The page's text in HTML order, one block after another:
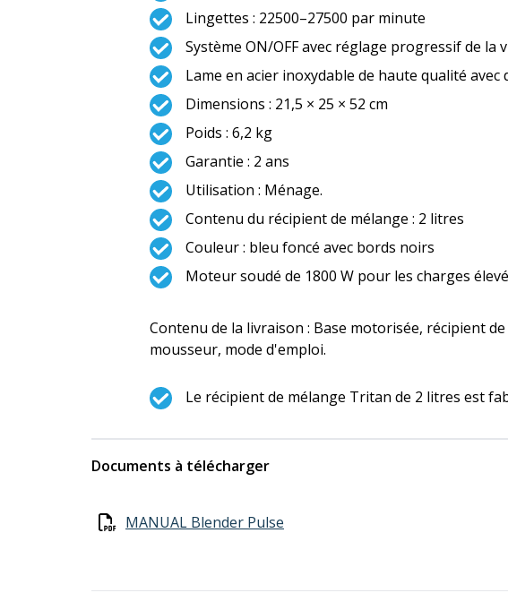
Lingettes : 22500–27500 par minute
Système ON/OFF avec réglage progressif de
Lame en acier inoxydable de haute qualité
Dimensions : 21,5 × 25 × 52 cm
Poids : 6,2 kg
Garantie : 2 ans
Utilisation : Ménage.
Contenu du récipient de mélange : 2 litres
Couleur : bleu foncé avec bords noirs
Moteur soudé de 1800 W pour les charges
Contenu de la livraison : Base motorisée, récipient
mousseur, mode d'emploi.
Le récipient de mélange Tritan de 2 litres est
Documents à télécharger
MANUAL Blender Pulse